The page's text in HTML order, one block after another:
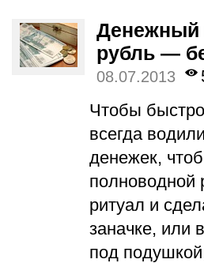
Денежный
рубль —
08.07.2013
Чтобы
всегда
денежек,
полноводной
ритуал и
заначке, или
под